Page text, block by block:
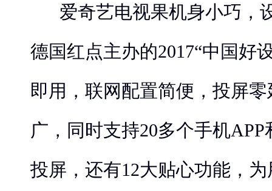
爱奇艺电视果机身小巧，
德国红点主办的2017“中国好
即用，联网配置简便，投屏
广，同时支持20多个手机
投屏，还有12大贴心功能，